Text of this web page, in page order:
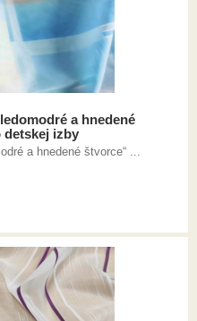
a hnedené
detskej izby
a hnedené štvorce“ ...